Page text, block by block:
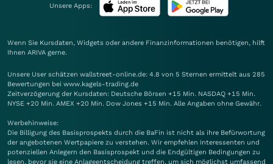
Unsere Apps:
Wenn Sie Kursdaten, Widgets oder andere Finanzinformationen benötigen, hilft
Ihnen ARIVA gerne.
Unsere User schätzen wallstreet-online.de: 4.8 von 5 Sternen ermittelt aus 285
Bewertungen bei www.kagels-trading.de
Zeitverzögerung der Kursdaten: Deutsche Börsen +15 Min. NASDAQ +15 Min.
NYSE +20 Min. AMEX +20 Min. Dow Jones +15 Min. Alle Angaben ohne Gewähr.
Werbehinweise:
Die Billigung des Basisprospekts durch die BaFin ist nicht als ihre Befürwortung
der angebotenen Wertpapiere zu verstehen. Wir empfehlen Interessenten und
potenziellen Anlegern den Basisprospekt und die Endgültigen Bedingungen zu
lesen, bevor sie eine Anlageentscheidung treffen, um sich möglichst umfassend